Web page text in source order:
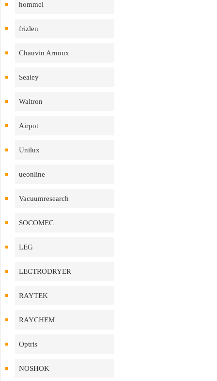
hommel
frizlen
Chauvin Arnoux
Sealey
Waltron
Airpot
Unilux
ueonline
Vacuumresearch
SOCOMEC
LEG
LECTRODRYER
RAYTEK
RAYCHEM
Optris
NOSHOK